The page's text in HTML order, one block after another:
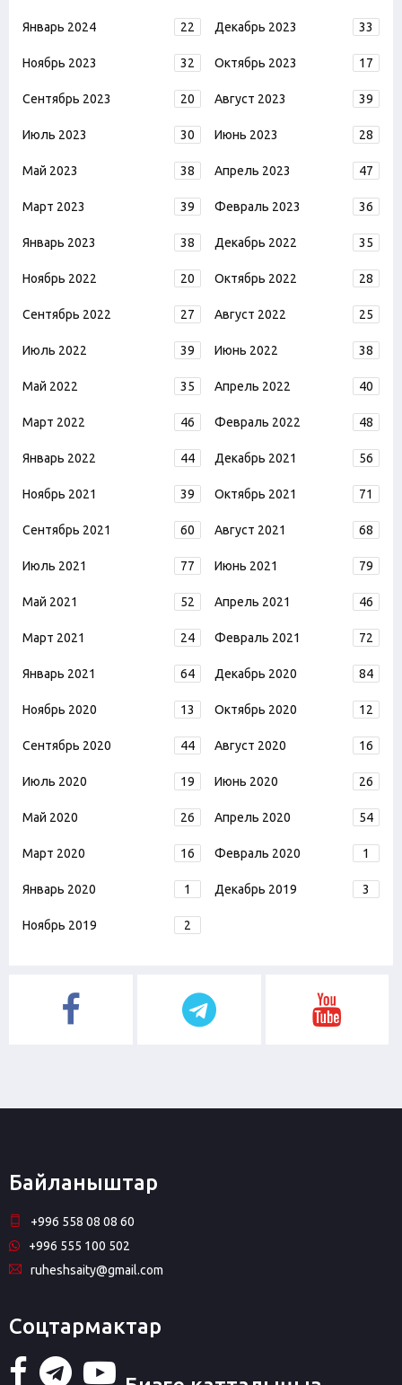
Январь 2024 22 Декабрь 2023 33
Ноябрь 2023 32 Октябрь 2023 17
Сентябрь 2023 20 Август 2023 39
Июль 2023 30 Июнь 2023 28
Май 2023 38 Апрель 2023 47
Март 2023 39 Февраль 2023 36
Январь 2023 38 Декабрь 2022 35
Ноябрь 2022 20 Октябрь 2022 28
Сентябрь 2022 27 Август 2022 25
Июль 2022 39 Июнь 2022 38
Май 2022 35 Апрель 2022 40
Март 2022 46 Февраль 2022 48
Январь 2022 44 Декабрь 2021 56
Ноябрь 2021 39 Октябрь 2021 71
Сентябрь 2021 60 Август 2021 68
Июль 2021 77 Июнь 2021 79
Май 2021 52 Апрель 2021 46
Март 2021 24 Февраль 2021 72
Январь 2021 64 Декабрь 2020 84
Ноябрь 2020 13 Октябрь 2020 12
Сентябрь 2020 44 Август 2020 16
Июль 2020 19 Июнь 2020 26
Май 2020 26 Апрель 2020 54
Март 2020 16 Февраль 2020 1
Январь 2020 1 Декабрь 2019 3
Ноябрь 2019 2
Байланыштар
+996 558 08 08 60
+996 555 100 502
ruheshsaity@gmail.com
Соцтармактар